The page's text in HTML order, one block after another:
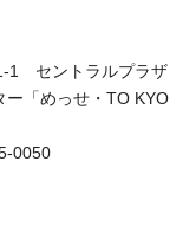
1 セントラルプラザ
「めっせ・TO KYO
0050